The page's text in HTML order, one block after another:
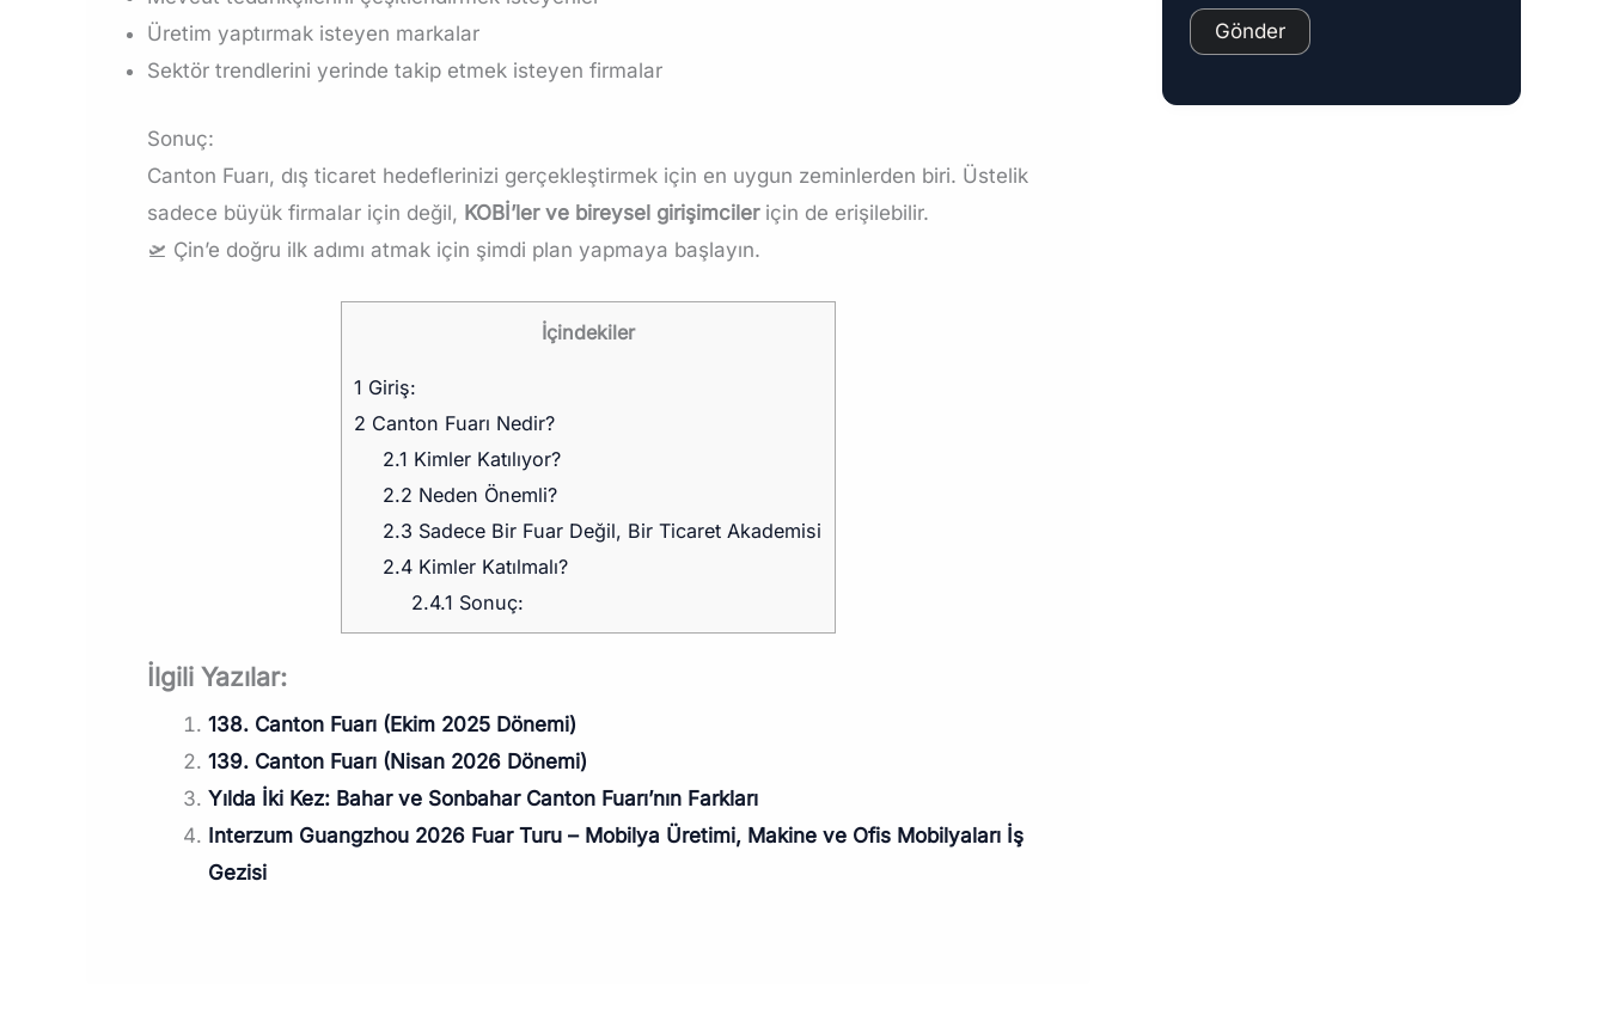
Üretim yaptırmak isteyen markalar
Sektör trendlerini yerinde takip etmek isteyen firmalar
Sonuç:
Canton Fuarı, dış ticaret hedeflerinizi gerçekleştirmek için en uygun zeminlerden biri. Üstelik
sadece büyük firmalar için değil, KOBİ’ler ve bireysel girişimcileriçin de erişilebilir.
🛫 Çin’e doğru ilk adımı atmak için şimdi plan yapmaya başlayın.
İçindekiler
1 Giriş:
2 Canton Fuarı Nedir?
2.1 Kimler Katılıyor?
2.2 Neden Önemli?
2.3 Sadece Bir Fuar Değil, Bir Ticaret Akademisi
2.4 Kimler Katılmalı?
2.4.1 Sonuç:
İlgili Yazılar:
138. Canton Fuarı (Ekim 2025 Dönemi)
139. Canton Fuarı (Nisan 2026 Dönemi)
Yılda İki Kez: Bahar ve Sonbahar Canton Fuarı’nın Farkları
Interzum Guangzhou 2026 Fuar Turu – Mobilya Üretimi, Makine ve Ofis Mobilyaları İş
Gezisi